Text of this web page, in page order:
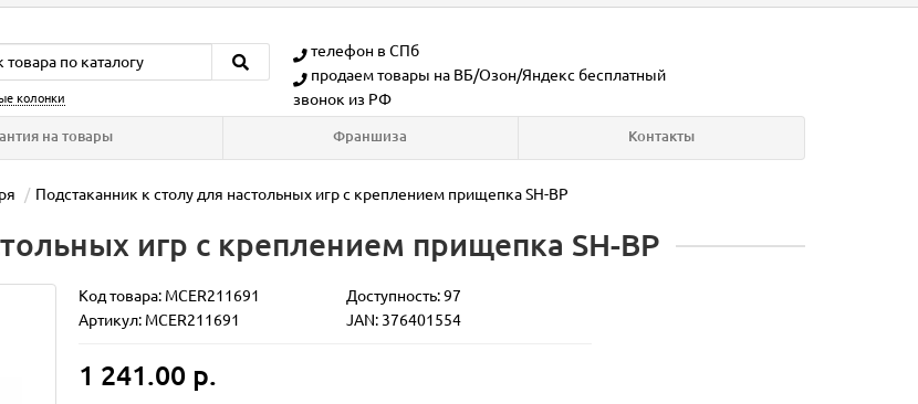
телефон в СПб
продаем товары на ВБ/Озон/Яндекс бесплатный
звонок из РФ
колонки
на товары Франшиза Контакты
Подстаканник к столу для настольных игр с креплением прищепка SH-BP
игр с креплением прищепка SH-BP
Код товара: MCER211691
Доступность: 97
Артикул: MCER211691
JAN: 376401554
1 241.00 р.